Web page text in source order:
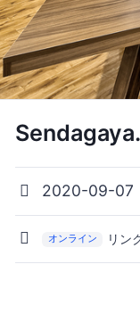
2020-09-07
オンライン リン